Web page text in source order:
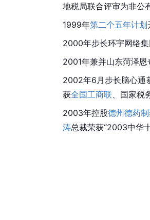
地税局联合评审为非公
1999年第二个五年计划
2000年步长环宇网络
2001年兼并山东菏泽恩
2002年6月步长脑心通
获全国工商联 、国家
2003年控股德州德药
涛总裁荣获“2003中华